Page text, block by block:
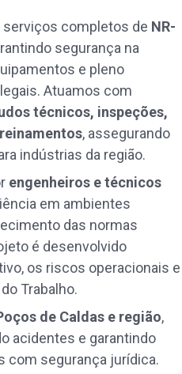
completos de NR-
segurança na
e pleno
Atuamos com
técnicos, inspeções,
, assegurando
indústrias da região.
engenheiros e técnicos
em ambientes
das normas
é desenvolvido
os riscos operacionais e
Trabalho.
de Caldas e região,
acidentes e garantindo
com segurança jurídica.